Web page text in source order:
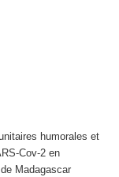
humorales et
Cov-2 en
Madagascar